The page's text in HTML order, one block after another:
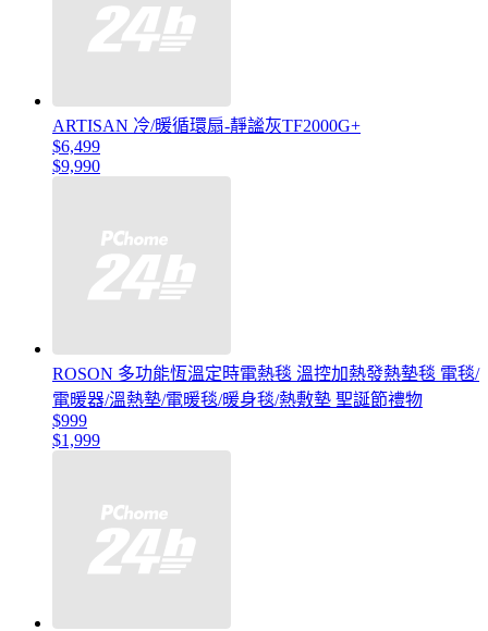
ARTISAN 冷/暖循環扇-靜謐灰TF2000G+
$6,499
$9,990
ROSON 多功能恆溫定時電熱毯 溫控加熱發熱墊毯 電毯/
電暖器/溫熱墊/電暖毯/暖身毯/熱敷墊 聖誕節禮物
$999
$1,999